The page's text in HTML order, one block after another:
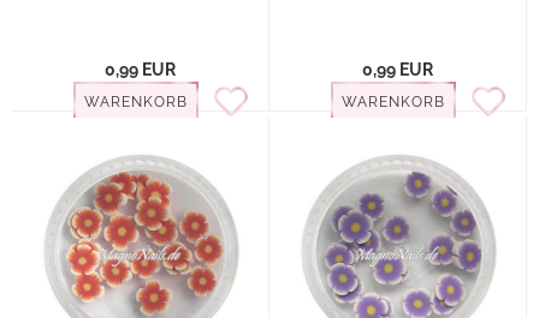
0,99 EUR
WARENKORB
0,99 EUR
WARENKORB